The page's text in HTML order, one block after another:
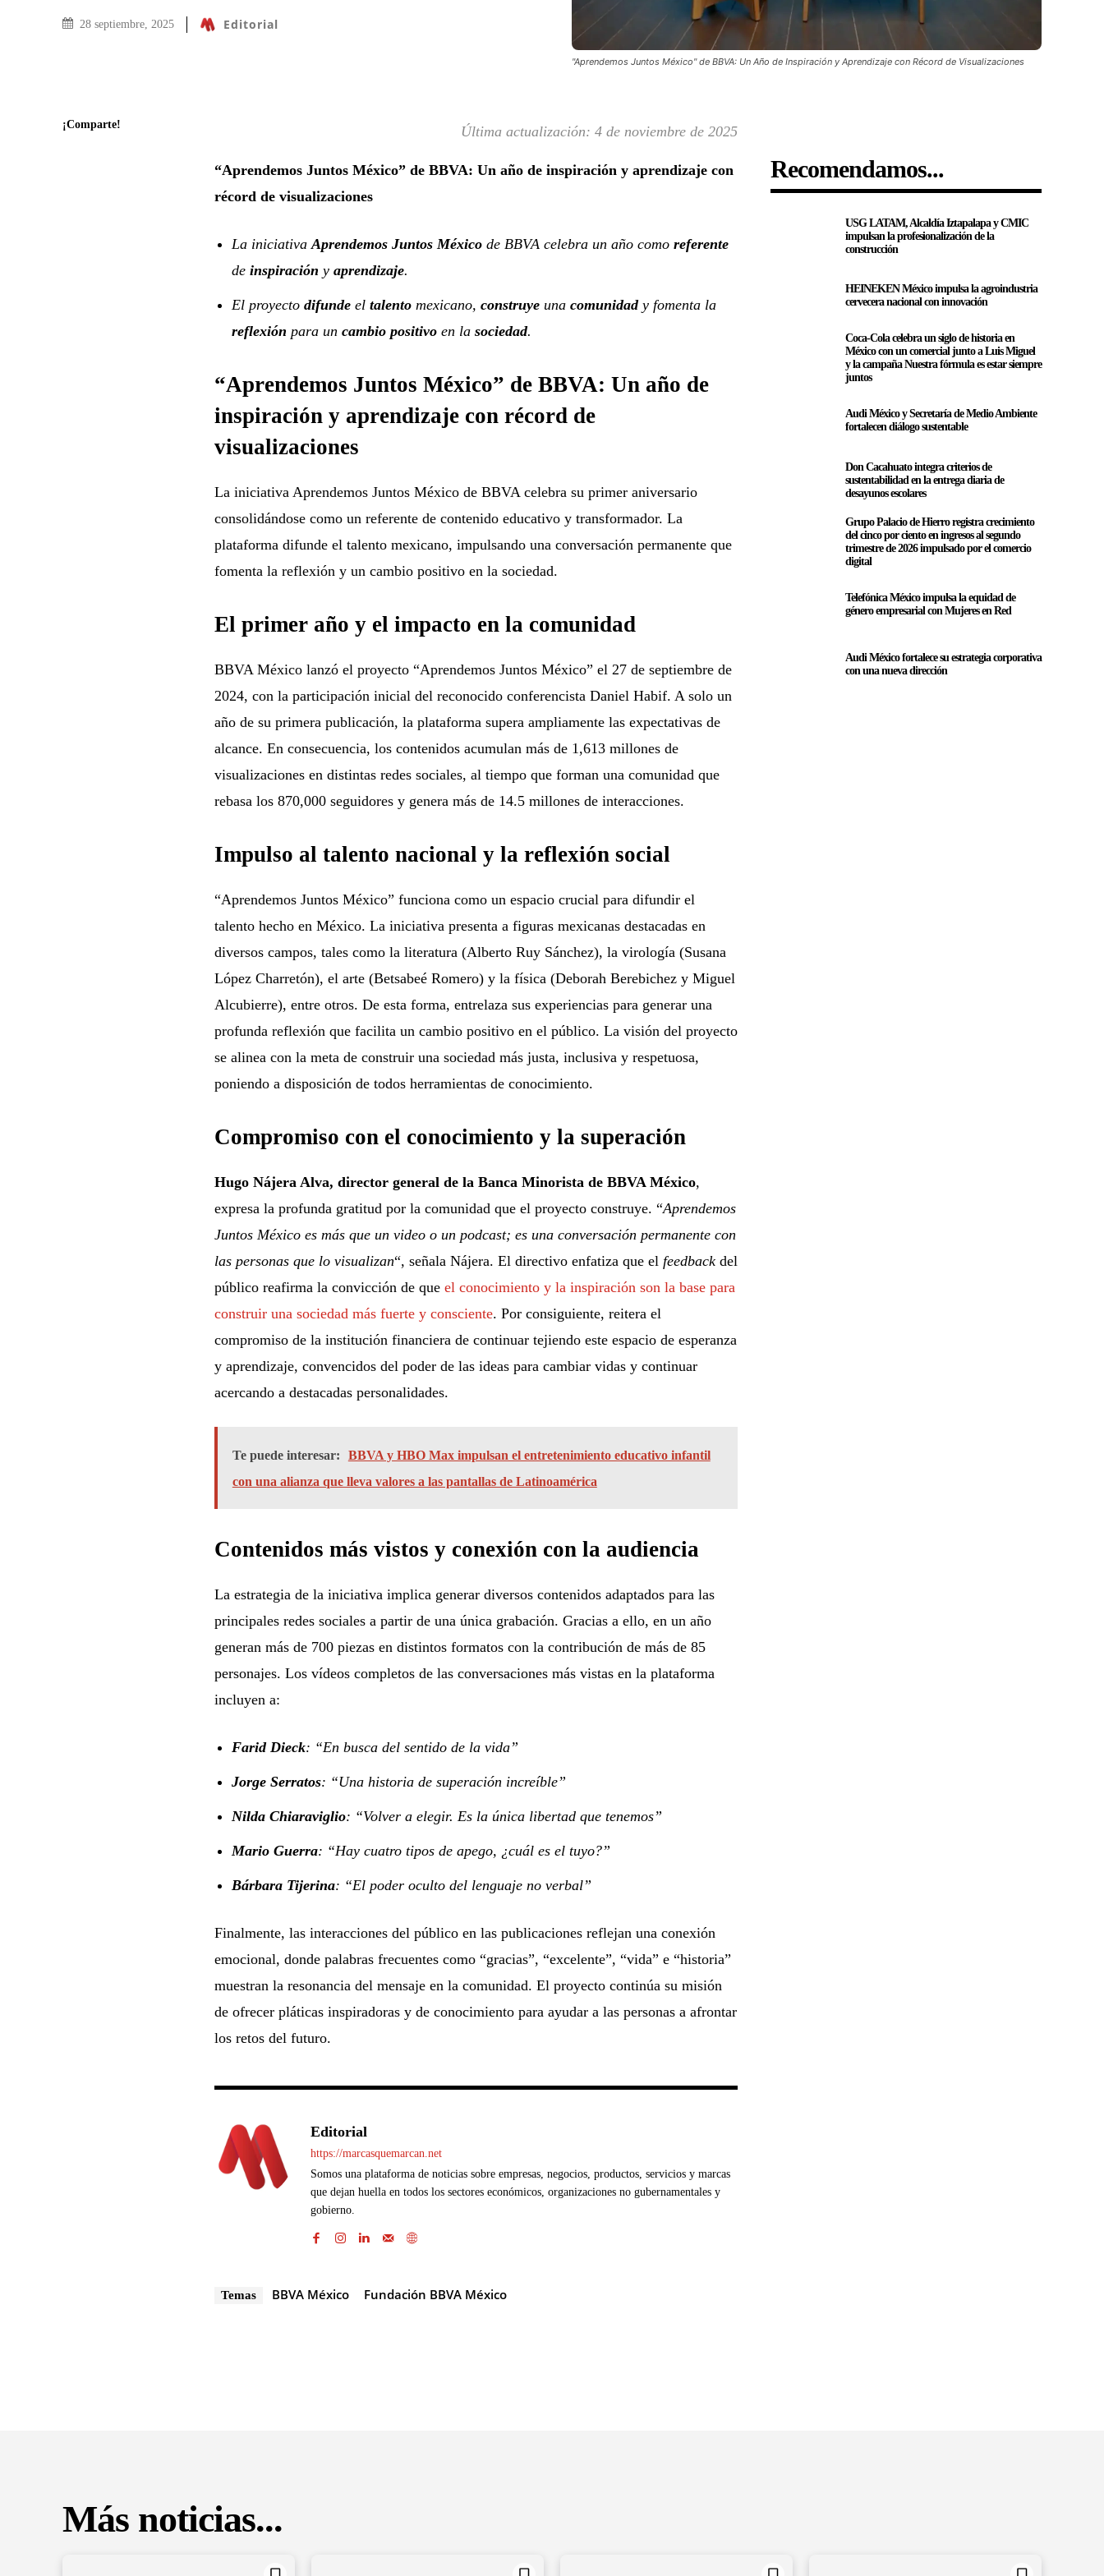
28 septiembre, 2025 Editorial
"Aprendemos Juntos México" de BBVA: Un Año de Inspiración y Aprendizaje con Récord de Visualizaciones
¡Comparte! Última actualización:4 de noviembre de 2025
“Aprendemos Juntos México” de BBVA: Un año de inspiración y aprendizaje con
récord de visualizaciones
La iniciativa Aprendemos Juntos Méxicode BBVA celebra un año como referente
de inspiración y aprendizaje.
El proyecto difundeel talentomexicano, construyeuna comunidady fomenta la
reflexión para un cambio positivoen la sociedad.
“Aprendemos Juntos México” de BBVA: Un año de
inspiración y aprendizaje con récord de
visualizaciones
La iniciativa Aprendemos Juntos México de BBVA celebra su primer aniversario
consolidándose como un referente de contenido educativo y transformador. La
plataforma difunde el talento mexicano, impulsando una conversación permanente que
fomenta la reflexión y un cambio positivo en la sociedad.
El primer año y el impacto en la comunidad
BBVA México lanzó el proyecto “Aprendemos Juntos México” el 27 de septiembre de
2024, con la participación inicial del reconocido conferencista Daniel Habif. A solo un
año de su primera publicación, la plataforma supera ampliamente las expectativas de
alcance. En consecuencia, los contenidos acumulan más de 1,613 millones de
visualizaciones en distintas redes sociales, al tiempo que forman una comunidad que
rebasa los 870,000 seguidores y genera más de 14.5 millones de interacciones.
Impulso al talento nacional y la reflexión social
“Aprendemos Juntos México” funciona como un espacio crucial para difundir el
talento hecho en México. La iniciativa presenta a figuras mexicanas destacadas en
diversos campos, tales como la literatura (Alberto Ruy Sánchez), la virología (Susana
López Charretón), el arte (Betsabeé Romero) y la física (Deborah Berebichez y Miguel
Alcubierre), entre otros. De esta forma, entrelaza sus experiencias para generar una
profunda reflexión que facilita un cambio positivo en el público. La visión del proyecto
se alinea con la meta de construir una sociedad más justa, inclusiva y respetuosa,
poniendo a disposición de todos herramientas de conocimiento.
Compromiso con el conocimiento y la superación
Hugo Nájera Alva, director general de la Banca Minorista de BBVA México,
expresa la profunda gratitud por la comunidad que el proyecto construye. “Aprendemos
Juntos México es más que un video o un podcast; es una conversación permanente con
las personas que lo visualizan“, señala Nájera. El directivo enfatiza que el feedbackdel
público reafirma la convicción de que el conocimiento y la inspiración son la base para
construir una sociedad más fuerte y consciente. Por consiguiente, reitera el
compromiso de la institución financiera de continuar tejiendo este espacio de esperanza
y aprendizaje, convencidos del poder de las ideas para cambiar vidas y continuar
acercando a destacadas personalidades.
Te puede interesar:
BBVA y HBO Max impulsan el entretenimiento educativo infantil
con una alianza que lleva valores a las pantallas de Latinoamérica
Contenidos más vistos y conexión con la audiencia
La estrategia de la iniciativa implica generar diversos contenidos adaptados para las
principales redes sociales a partir de una única grabación. Gracias a ello, en un año
generan más de 700 piezas en distintos formatos con la contribución de más de 85
personajes. Los vídeos completos de las conversaciones más vistas en la plataforma
incluyen a:
Farid Dieck: “En busca del sentido de la vida”
Jorge Serratos: “Una historia de superación increíble”
Nilda Chiaraviglio: “Volver a elegir. Es la única libertad que tenemos”
Mario Guerra: “Hay cuatro tipos de apego, ¿cuál es el tuyo?”
Bárbara Tijerina: “El poder oculto del lenguaje no verbal”
Finalmente, las interacciones del público en las publicaciones reflejan una conexión
emocional, donde palabras frecuentes como “gracias”, “excelente”, “vida” e “historia”
muestran la resonancia del mensaje en la comunidad. El proyecto continúa su misión
de ofrecer pláticas inspiradoras y de conocimiento para ayudar a las personas a afrontar
los retos del futuro.
Editorial
https://marcasquemarcan.net
Somos una plataforma de noticias sobre empresas, negocios, productos, servicios y marcas
que dejan huella en todos los sectores económicos, organizaciones no gubernamentales y
gobierno.
Temas BBVA México Fundación BBVA México
Recomendamos...
USG LATAM, Alcaldía Iztapalapa y CMIC
impulsan la profesionalización de la
construcción
HEINEKEN México impulsa la agroindustria
cervecera nacional con innovación
Coca-Cola celebra un siglo de historia en
México con un comercial junto a Luis Miguel
y la campaña Nuestra fórmula es estar siempre
juntos
Audi México y Secretaría de Medio Ambiente
fortalecen diálogo sustentable
Don Cacahuato integra criterios de
sustentabilidad en la entrega diaria de
desayunos escolares
Grupo Palacio de Hierro registra crecimiento
del cinco por ciento en ingresos al segundo
trimestre de 2026 impulsado por el comercio
digital
Telefónica México impulsa la equidad de
género empresarial con Mujeres en Red
Audi México fortalece su estrategia corporativa
con una nueva dirección
Más noticias...